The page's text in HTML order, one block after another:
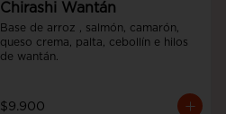
Chirashi Wantán
Base de arroz , salmón, camarón,
queso crema, palta, cebollín e hilos
de wantán.
$9.900